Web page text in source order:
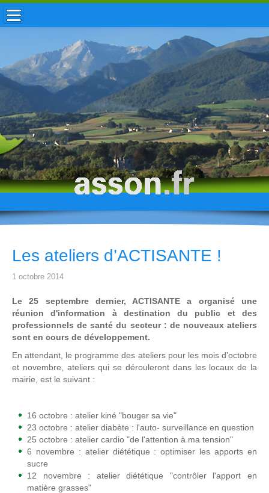
ACCUEIL / INFOS
MUNICIPALITÉ
VIE LOCALE
ENFANCE
TOURISME
HISTOIRE
Les ateliers d’ACTISANTE !
1 octobre 2014
Le 25 septembre dernier, ACTISANTE a organisé une
réunion d'information à destination du public et des
professionnels de santé du secteur : de nouveaux ateliers
sont en cours de développement.
En attendant, le programme des ateliers pour les mois d’octobre
et novembre, ateliers qui se dérouleront dans les locaux de la
mairie, est le suivant :
16 octobre : atelier kiné "bouger sa vie"
23 octobre : atelier diabète : l'auto- surveillance en question
25 octobre : atelier cardio "de l'attention à ma tension"
6 novembre : atelier diététique : optimiser les apports en
sucre
12 novembre : atelier diététique "contrôler l'apport en
matière grasses"